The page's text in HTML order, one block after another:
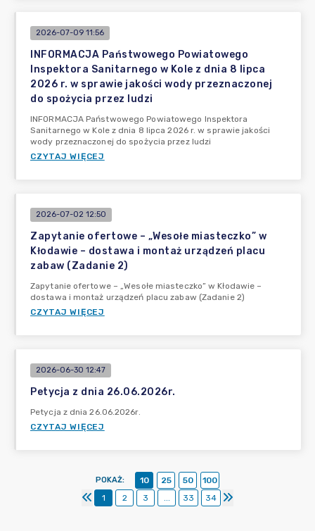
2026-07-09 11:56
INFORMACJA Państwowego Powiatowego
Inspektora Sanitarnego w Kole z dnia 8 lipca
2026 r. w sprawie jakości wody przeznaczonej
do spożycia przez ludzi
INFORMACJA Państwowego Powiatowego Inspektora
Sanitarnego w Kole z dnia 8 lipca 2026 r. w sprawie jakości
wody przeznaczonej do spożycia przez ludzi
CZYTAJ WIĘCEJ
2026-07-02 12:50
Zapytanie ofertowe – „Wesołe miasteczko” w
Kłodawie – dostawa i montaż urządzeń placu
zabaw (Zadanie 2)
Zapytanie ofertowe – „Wesołe miasteczko” w Kłodawie –
dostawa i montaż urządzeń placu zabaw (Zadanie 2)
CZYTAJ WIĘCEJ
2026-06-30 12:47
Petycja z dnia 26.06.2026r.
Petycja z dnia 26.06.2026r.
CZYTAJ WIĘCEJ
POKAŻ: 10 25 50
100
1
2 3 ... 33 34